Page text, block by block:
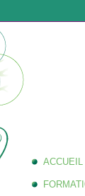
ACCUEIL